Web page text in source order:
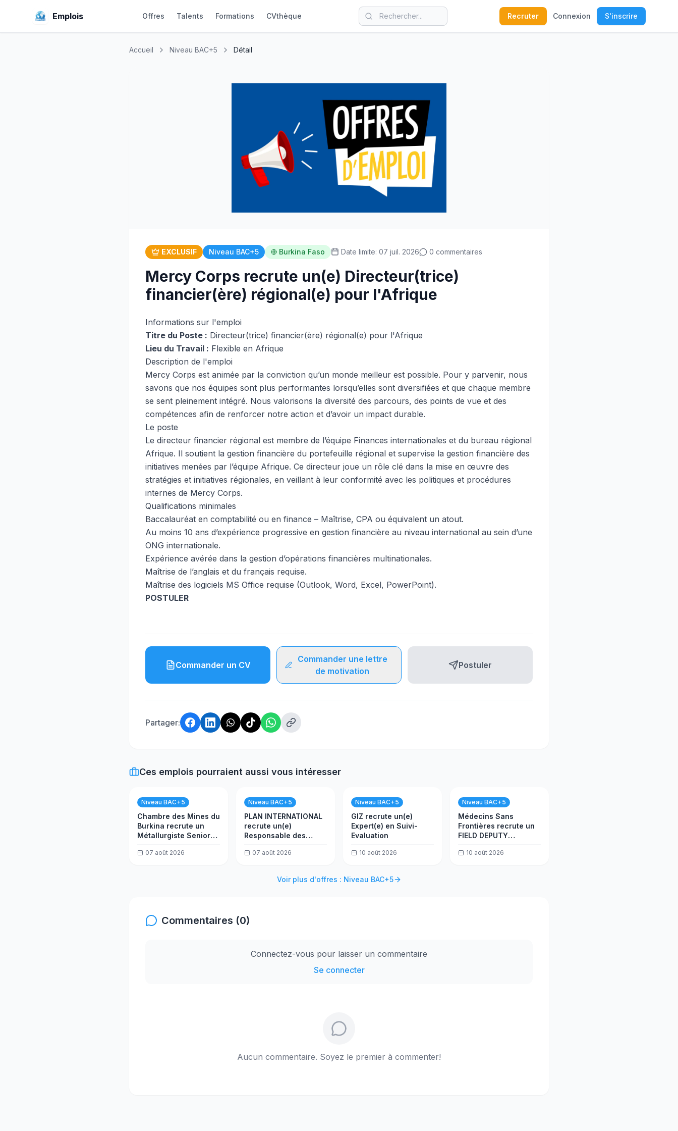
Emplois Offres Talents Formations CVthèque Recruter Connexion S'inscrire
Accueil Niveau BAC+5 Détail
EXCLUSIF Niveau BAC+5 Burkina Faso Date limite: 07 juil. 2026 0 commentaires
Mercy Corps recrute un(e) Directeur(trice)
financier(ère) régional(e) pour l'Afrique
Informations sur l'emploi
Titre du Poste : Directeur(trice) financier(ère) régional(e) pour l'Afrique
Lieu du Travail : Flexible en Afrique
Description de l'emploi
Mercy Corps est animée par la conviction qu’un monde meilleur est possible. Pour y parvenir, nous
savons que nos équipes sont plus performantes lorsqu’elles sont diversifiées et que chaque membre
se sent pleinement intégré. Nous valorisons la diversité des parcours, des points de vue et des
compétences afin de renforcer notre action et d’avoir un impact durable.
Le poste
Le directeur financier régional est membre de l’équipe Finances internationales et du bureau régional
Afrique. Il soutient la gestion financière du portefeuille régional et supervise la gestion financière des
initiatives menées par l’équipe Afrique. Ce directeur joue un rôle clé dans la mise en œuvre des
stratégies et initiatives régionales, en veillant à leur conformité avec les politiques et procédures
internes de Mercy Corps.
Qualifications minimales
Baccalauréat en comptabilité ou en finance – Maîtrise, CPA ou équivalent un atout.
Au moins 10 ans d’expérience progressive en gestion financière au niveau international au sein d’une
ONG internationale.
Expérience avérée dans la gestion d’opérations financières multinationales.
Maîtrise de l’anglais et du français requise.
Maîtrise des logiciels MS Office requise (Outlook, Word, Excel, PowerPoint).
POSTULER
Commander un CV
Commander une lettre
de motivation
Postuler
Partager:
Ces emplois pourraient aussi vous intéresser
Niveau BAC+5
Chambre des Mines du
Burkina recrute un
Métallurgiste Senior
07 août 2026
Niveau BAC+5
PLAN INTERNATIONAL
recrute un(e)
Responsable des
07 août 2026
Niveau BAC+5
GIZ recrute un(e)
Expert(e) en Suivi-
Evaluation
10 août 2026
Niveau BAC+5
Médecins Sans
Frontières recrute un
FIELD DEPUTY
COORDINATOR
10 août 2026
Voir plus d'offres : Niveau BAC+5
Commentaires (0)
Connectez-vous pour laisser un commentaire
Se connecter
Aucun commentaire. Soyez le premier à commenter!